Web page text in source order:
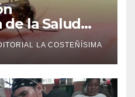
de la Salud
reforzar
aumento de
LA COSTEÑÍSIMA